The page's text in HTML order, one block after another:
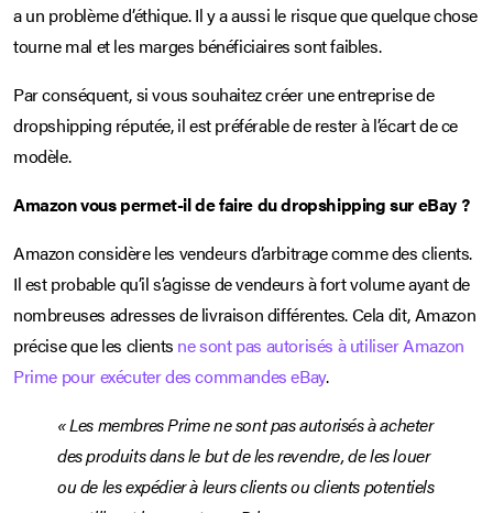
a un problème d’éthique. Il y a aussi le risque que quelque chose
tourne mal et les marges bénéficiaires sont faibles.
Par conséquent, si vous souhaitez créer une entreprise de
dropshipping réputée, il est préférable de rester à l’écart de ce
modèle.
Amazon vous permet-il de faire du dropshipping sur eBay ?
Amazon considère les vendeurs d’arbitrage comme des clients.
Il est probable qu’il s’agisse de vendeurs à fort volume ayant de
nombreuses adresses de livraison différentes. Cela dit, Amazon
précise que les clients ne sont pas autorisés à utiliser Amazon
Prime pour exécuter des commandes eBay.
« Les membres Prime ne sont pas autorisés à acheter
des produits dans le but de les revendre, de les louer
ou de les expédier à leurs clients ou clients potentiels